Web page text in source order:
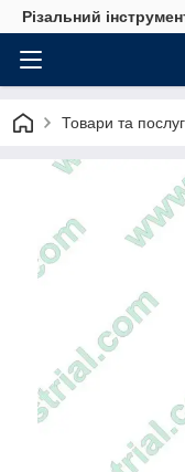
Різальний
Товари та